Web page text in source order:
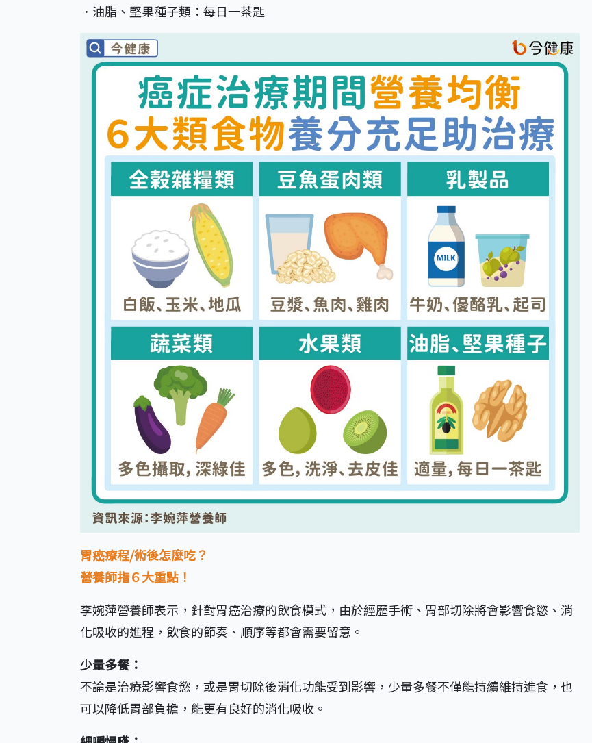
．油脂、堅果種子類：每日一茶匙
胃癌療程/術後怎麼吃？
營養師指６大重點！
李婉萍營養師表示，針對胃癌治療的飲食模式，由於經歷手術、胃部切除將會影響食慾、消
化吸收的進程，飲食的節奏、順序等都會需要留意。
少量多餐：
不論是治療影響食慾，或是胃切除後消化功能受到影響，少量多餐不僅能持續維持進食，也
可以降低胃部負擔，能更有良好的消化吸收。